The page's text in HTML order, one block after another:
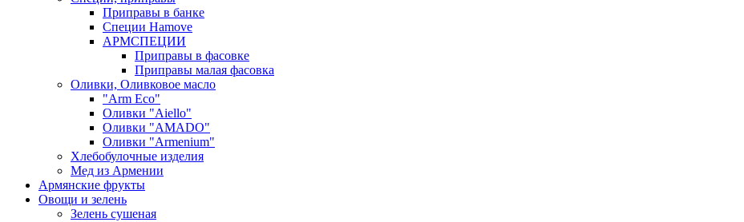
Приправы в банке
Специи Hamove
АРМСПЕЦИИ
Приправы в фасовке
Приправы малая фасовка
Оливки, Оливковое масло
"Arm Eco"
Оливки "Aiello"
Оливки "AMADO"
Оливки "Armenium"
Хлебобулочные изделия
Мед из Армении
Армянские фрукты
Овощи и зелень
Зелень сушеная